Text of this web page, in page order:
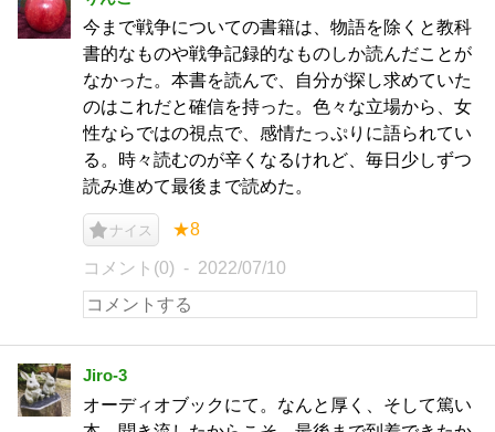
今まで戦争についての書籍は、物語を除くと教科
書的なものや戦争記録的なものしか読んだことが
なかった。本書を読んで、自分が探し求めていた
のはこれだと確信を持った。色々な立場から、女
性ならではの視点で、感情たっぷりに語られてい
る。時々読むのが辛くなるけれど、毎日少しずつ
読み進めて最後まで読めた。
ナイス ★8
コメント(0) 2022/07/10
Jiro-3
オーディオブックにて。なんと厚く、そして篤い